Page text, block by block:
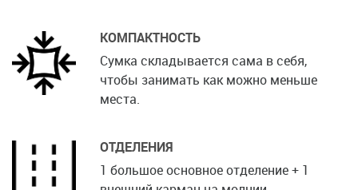
КОМПАКТНОСТЬ
Сумка складывается сама в себя,
чтобы занимать как можно меньше
места.
ОТДЕЛЕНИЯ
1 большое основное отделение + 1